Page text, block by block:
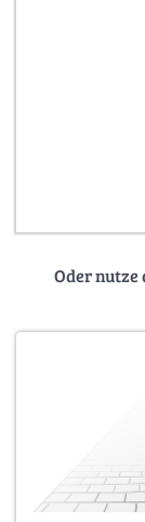
Oder nutze